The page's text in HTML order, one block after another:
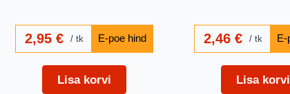
2,95€ tk
Lisa korvi
2,46€ tk
Lisa korvi